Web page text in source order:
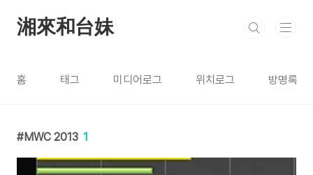
湘來和台妹
홈 태그 미디어로그 위치로그 방명록
MWC 2013 1